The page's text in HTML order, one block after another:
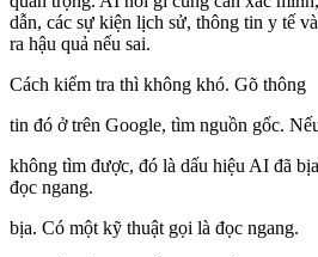
dẫn, các sự kiện lịch sử, thông tin y tế
ra hậu quả nếu sai.
Cách kiểm tra thì không khó. Gõ thông
tin đó ở trên Google, tìm nguồn gốc.
không tìm được, đó là dấu hiệu AI đã
đọc ngang.
bịa. Có một kỹ thuật gọi là đọc ngang.